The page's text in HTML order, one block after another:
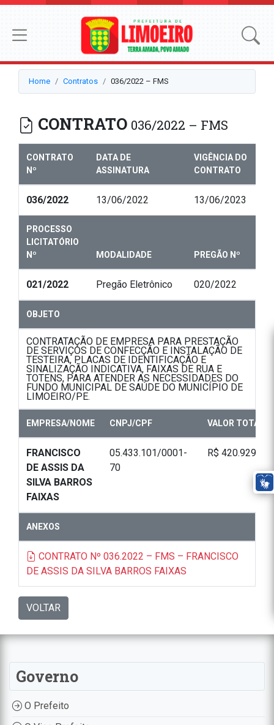
Home Contratos 036/2022 – FMS
CONTRATO 036/2022 – FMS
CONTRATO
Nº
DATA DE
ASSINATURA
VIGÊNCIA DO
CONTRATO
036/2022 13/06/2022 13/06/2023
PROCESSO
LICITATÓRIO
Nº
MODALIDADE PREGÃO Nº
021/2022 Pregão Eletrônico 020/2022
OBJETO
CONTRATAÇÃO DE EMPRESA PARA PRESTAÇÃO
DE SERVIÇOS DE CONFECÇÃO E INSTALAÇÃO DE
TESTEIRA, PLACAS DE IDENTIFICAÇÃO E
SINALIZAÇÃO INDICATIVA, FAIXAS DE RUA E
TOTENS, PARA ATENDER AS NECESSIDADES DO
FUNDO MUNICIPAL DE SAÚDE DO MUNICÍPIO DE
LIMOEIRO/PE.
EMPRESA/NOME CNPJ/CPF VALOR TOTAL
FRANCISCO
DE ASSIS DA
SILVA BARROS
FAIXAS
05.433.101/0001-
70
R$ 420.929,20
ANEXOS
CONTRATO Nº 036.2022 – FMS – FRANCISCO
DE ASSIS DA SILVA BARROS FAIXAS
VOLTAR
Governo
O Prefeito